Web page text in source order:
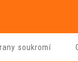
soukromí